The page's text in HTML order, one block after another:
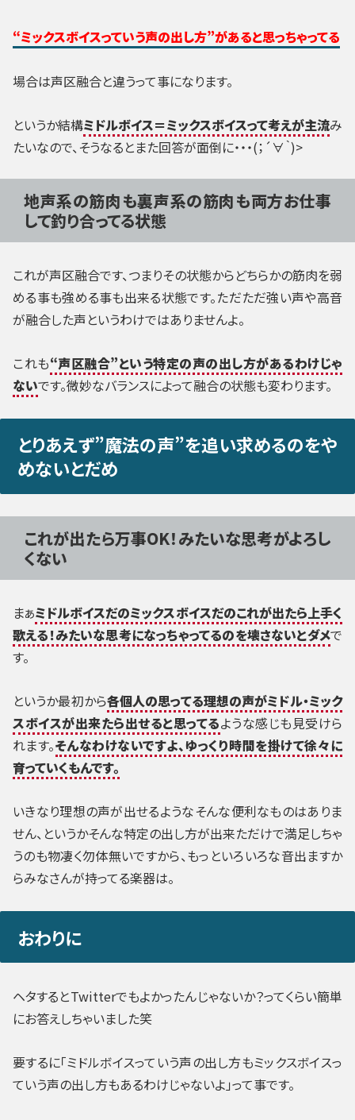
“ミックスボイスっていう声の出し方”があると思っちゃってる
場合は声区融合と違うって事になります。
というか結構ミドルボイス＝ミックスボイスって考えが主流み
たいなので、そうなるとまた回答が面倒に・・・(；´∀｀)>
地声系の筋肉も裏声系の筋肉も両方お仕事
して釣り合ってる状態
これが声区融合です、つまりその状態からどちらかの筋肉を弱
める事も強める事も出来る状態です。ただただ強い声や高音
が融合した声というわけではありませんよ。
これも“声区融合”という特定の声の出し方があるわけじゃ
ないです。微妙なバランスによって融合の状態も変わります。
とりあえず”魔法の声”を追い求めるのをや
めないとだめ
これが出たら万事OK！みたいな思考がよろし
くない
まぁミドルボイスだのミックスボイスだのこれが出たら上手く
歌える！みたいな思考になっちゃってるのを壊さないとダメで
す。
というか最初から各個人の思ってる理想の声がミドル・ミック
スボイスが出来たら出せると思ってるような感じも見受けら
れます。そんなわけないですよ、ゆっくり時間を掛けて徐々に
育っていくもんです。
いきなり理想の声が出せるようなそんな便利なものはありま
せん、というかそんな特定の出し方が出来ただけで満足しちゃ
うのも物凄く勿体無いですから、もっといろいろな音出ますか
らみなさんが持ってる楽器は。
おわりに
ヘタするとTwitterでもよかったんじゃないか？ってくらい簡単
にお答えしちゃいました笑
要するに「ミドルボイスっていう声の出し方もミックスボイスっ
ていう声の出し方もあるわけじゃないよ」って事です。